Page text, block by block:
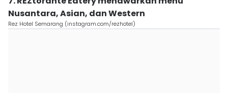
Nusantara, Asian, dan Western
Rez Hotel Semarang (instagram.com/rezhotel)